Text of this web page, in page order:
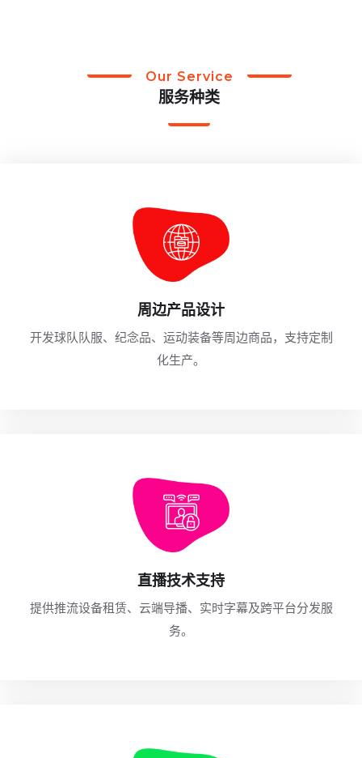
Our Service
服务种类
周边产品设计
开发球队队服、纪念品、运动装备等周边商品，支持定制
化生产。
直播技术支持
提供推流设备租赁、云端导播、实时字幕及跨平台分发服
务。